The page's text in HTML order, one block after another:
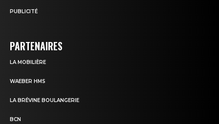
PUBLICITÉ
PARTENAIRES
LA MOBILIÈRE
WAEBER HMS
LA BRÉVINE BOULANGERIE
BCN